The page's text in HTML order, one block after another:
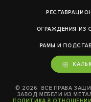
ОГРАЖДЕНИЯ ИЗ
РАМЫ И
© 2026. ВСЕ ПРАВА
ЗАВОД МЕБЕЛИ ИЗ